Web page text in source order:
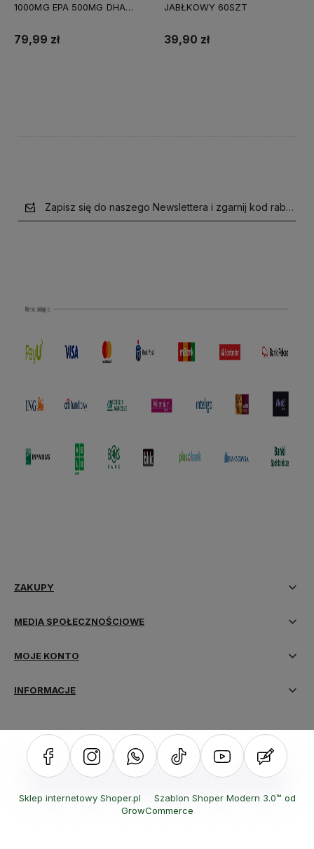
1000MG EPA 500MG DHA
79,99 zł
JABŁKOWY 60SZT
39,90 zł
Zapisz się do naszego Newslettera i zgarnij kod
ZAKUPY
MEDIA SPOŁECZNOŚCIOWE
MOJE KONTO
INFORMACJE
Sklep internetowy Shoper.pl Szablon Shoper Modern 3.0™ od
GrowCommerce